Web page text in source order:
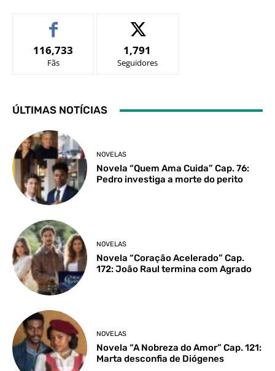
116,733
Fãs
1,791
Seguidores
ÚLTIMAS NOTÍCIAS
NOVELAS
Novela “Quem Ama Cuida” Cap. 76:
Pedro investiga a morte do perito
NOVELAS
Novela “Coração Acelerado” Cap.
172: João Raul termina com Agrado
NOVELAS
Novela “A Nobreza do Amor” Cap. 121:
Marta desconfia de Diógenes